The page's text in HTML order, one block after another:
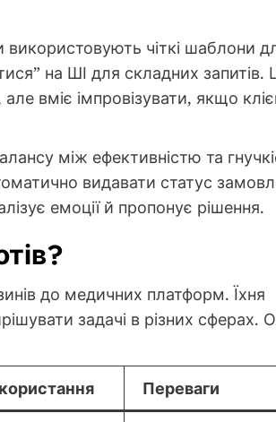
використовують чіткі шаблони
на ШІ для складних запитів.
вміє імпровізувати, якщо
між ефективністю та
видавати статус
емоції й пропонує рішення.
до медичних платформ. Їхня
задачі в різних сферах.
Переваги